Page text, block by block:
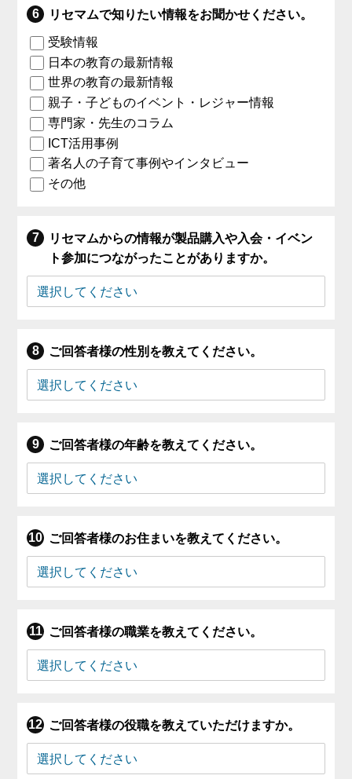
リセマムで知りたい情報をお聞かせください。
受験情報
日本の教育の最新情報
世界の教育の最新情報
親子・子どものイベント・レジャー情報
専門家・先生のコラム
ICT活用事例
著名人の子育て事例やインタビュー
その他
リセマムからの情報が製品購入や入会・イベン
ト参加につながったことがありますか。
ご回答者様の性別を教えてください。
ご回答者様の年齢を教えてください。
ご回答者様のお住まいを教えてください。
ご回答者様の職業を教えてください。
ご回答者様の役職を教えていただけますか。